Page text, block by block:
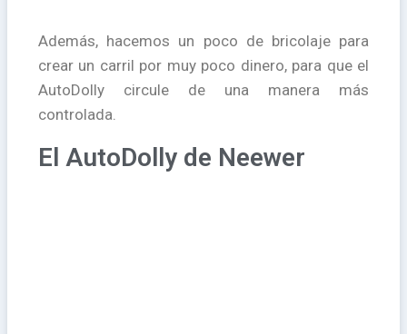
Además, hacemos un poco de bricolaje para
crear un carril por muy poco dinero, para que el
AutoDolly circule de una manera más
controlada.
El AutoDolly de Neewer